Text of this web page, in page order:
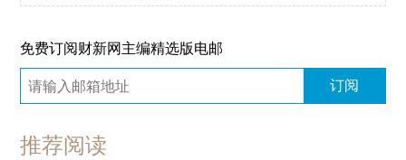
免费订阅财新网主编精选版电邮
订阅
推荐阅读